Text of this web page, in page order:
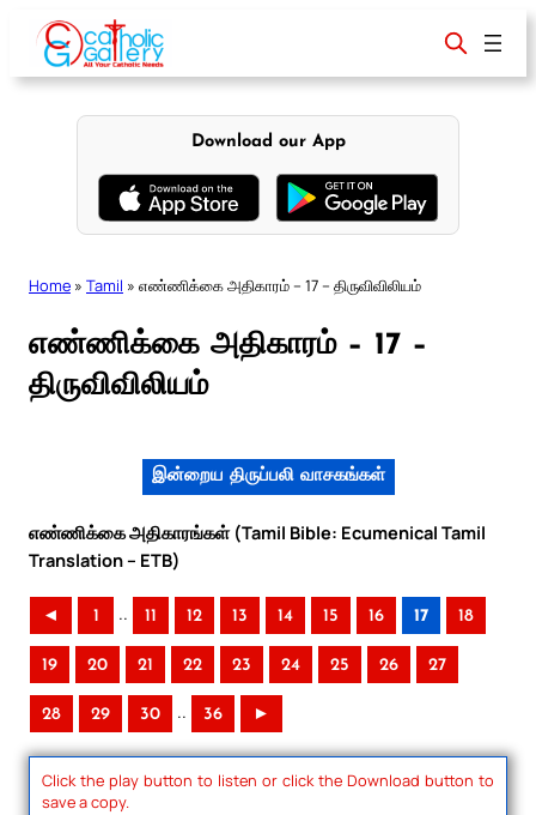
content
Download our App
Home » Tamil » எண்ணிக்கை அதிகாரம் – 17 – திருவிவிலியம்
எண்ணிக்கை அதிகாரம் – 17 –
திருவிவிலியம்
இன்றைய திருப்பலி வாசகங்கள்
எண்ணிக்கை அதிகாரங்கள் (Tamil Bible: Ecumenical Tamil
Translation – ETB)
◄ 1 .. 11 12 13 14 15 16 17 18
19 20 21 22 23 24 25 26 27
28 29 30 .. 36 ►
Click the play button to listen or click the Download button to
save a copy.